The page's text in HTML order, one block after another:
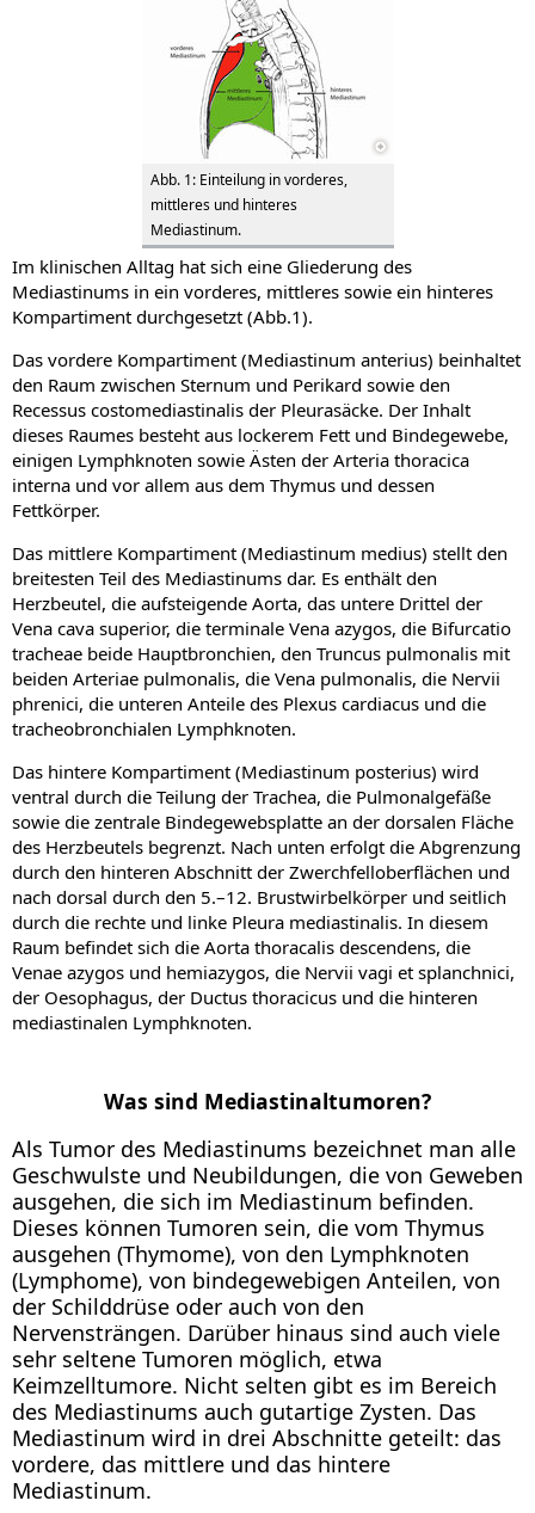
Abb. 1: Einteilung in vorderes,
mittleres und hinteres
Mediastinum.
Im klinischen Alltag hat sich eine Gliederung des
Mediastinums in ein vorderes, mittleres sowie ein hinteres
Kompartiment durchgesetzt (Abb.1).
Das vordere Kompartiment (Mediastinum anterius) beinhaltet
den Raum zwischen Sternum und Perikard sowie den
Recessus costomediastinalis der Pleurasäcke. Der Inhalt
dieses Raumes besteht aus lockerem Fett und Bindegewebe,
einigen Lymphknoten sowie Ästen der Arteria thoracica
interna und vor allem aus dem Thymus und dessen
Fettkörper.
Das mittlere Kompartiment (Mediastinum medius) stellt den
breitesten Teil des Mediastinums dar. Es enthält den
Herzbeutel, die aufsteigende Aorta, das untere Drittel der
Vena cava superior, die terminale Vena azygos, die Bifurcatio
tracheae beide Hauptbronchien, den Truncus pulmonalis mit
beiden Arteriae pulmonalis, die Vena pulmonalis, die Nervii
phrenici, die unteren Anteile des Plexus cardiacus und die
tracheobronchialen Lymphknoten.
Das hintere Kompartiment (Mediastinum posterius) wird
ventral durch die Teilung der Trachea, die Pulmonalgefäße
sowie die zentrale Bindegewebsplatte an der dorsalen Fläche
des Herzbeutels begrenzt. Nach unten erfolgt die Abgrenzung
durch den hinteren Abschnitt der Zwerchfelloberflächen und
nach dorsal durch den 5.–12. Brustwirbelkörper und seitlich
durch die rechte und linke Pleura mediastinalis. In diesem
Raum befindet sich die Aorta thoracalis descendens, die
Venae azygos und hemiazygos, die Nervii vagi et splanchnici,
der Oesophagus, der Ductus thoracicus und die hinteren
mediastinalen Lymphknoten.
Was sind Mediastinaltumoren?
Als Tumor des Mediastinums bezeichnet man alle
Geschwulste und Neubildungen, die von Geweben
ausgehen, die sich im Mediastinum befinden.
Dieses können Tumoren sein, die vom Thymus
ausgehen (Thymome), von den Lymphknoten
(Lymphome), von bindegewebigen Anteilen, von
der Schilddrüse oder auch von den
Nervensträngen. Darüber hinaus sind auch viele
sehr seltene Tumoren möglich, etwa
Keimzelltumore. Nicht selten gibt es im Bereich
des Mediastinums auch gutartige Zysten. Das
Mediastinum wird in drei Abschnitte geteilt: das
vordere, das mittlere und das hintere
Mediastinum.